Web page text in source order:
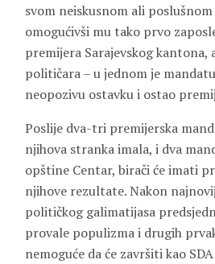
svom neiskusnom ali
omogućivši mu tako prvo
premijera Sarajevskog kantona,
političara – u jednom je
neopozivu ostavku i ostao
Poslije dva-tri premijerska
njihova stranka imala, i dva
opštine Centar, birači će imati
njihove rezultate. Nakon
političkog galimatijasa
provale populizma i drugih
nemoguće da će završiti kao